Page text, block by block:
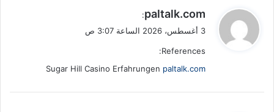
ي
ق
ل
paltalk.com
:
3 أغسطس، 2026 الساعة 3:07 ص
References:
Sugar Hill Casino Erfahrungen paltalk.com